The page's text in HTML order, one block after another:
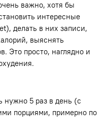
важно, хотя бы
интересные
делать в них записи,
выяснять
Это просто, наглядно и
нужно 5 раз в день (с
порциями, примерно по